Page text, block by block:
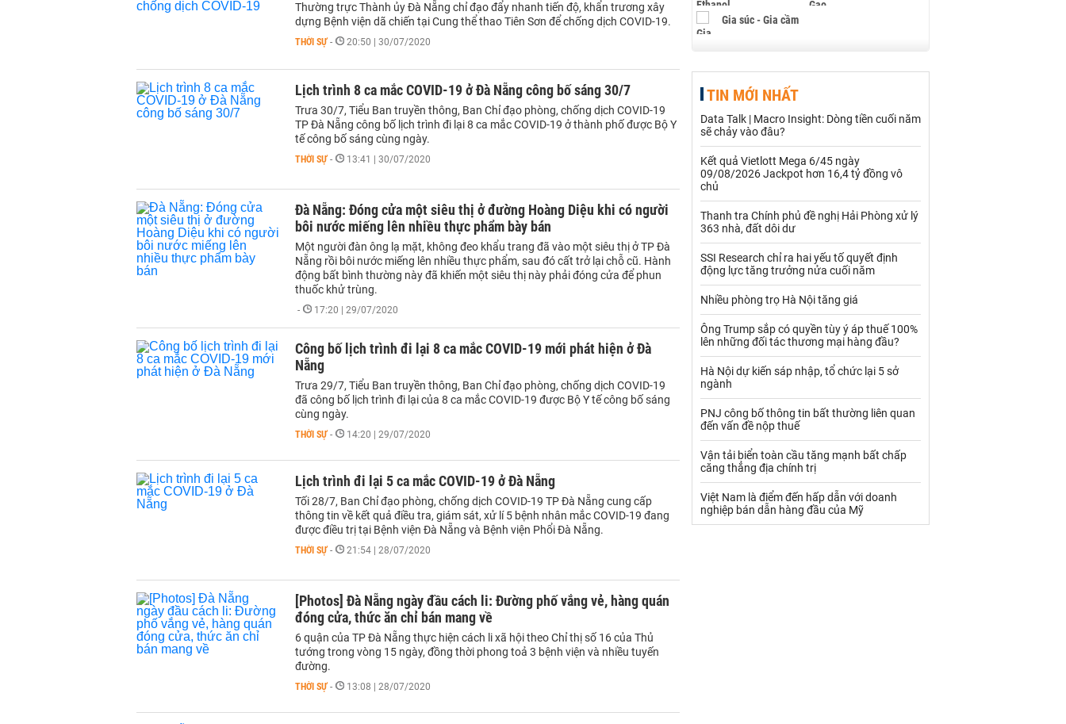
Thường trực Thành ủy Đà Nẵng chỉ đạo đẩy nhanh tiến độ, khẩn trương xây
dựng Bệnh viện dã chiến tại Cung thể thao Tiên Sơn để chống dịch COVID-19.
THỜI SỰ - 20:50 | 30/07/2020
Lịch trình 8 ca mắc COVID-19 ở Đà Nẵng công bố sáng 30/7
Trưa 30/7, Tiểu Ban truyền thông, Ban Chỉ đạo phòng, chống dịch COVID-19
TP Đà Nẵng công bố lịch trình đi lại 8 ca mắc COVID-19 ở thành phố được Bộ Y
tế công bố sáng cùng ngày.
THỜI SỰ - 13:41 | 30/07/2020
Đà Nẵng: Đóng cửa một siêu thị ở đường Hoàng Diệu khi có người
bôi nước miếng lên nhiều thực phẩm bày bán
Một người đàn ông lạ mặt, không đeo khẩu trang đã vào một siêu thị ở TP Đà
Nẵng rồi bôi nước miếng lên nhiều thực phẩm, sau đó cất trở lại chỗ cũ. Hành
động bất bình thường này đã khiến một siêu thị này phải đóng cửa để phun
thuốc khử trùng.
- 17:20 | 29/07/2020
Công bố lịch trình đi lại 8 ca mắc COVID-19 mới phát hiện ở Đà
Nẵng
Trưa 29/7, Tiểu Ban truyền thông, Ban Chỉ đạo phòng, chống dịch COVID-19
đã công bố lịch trình đi lại của 8 ca mắc COVID-19 được Bộ Y tế công bố sáng
cùng ngày.
THỜI SỰ - 14:20 | 29/07/2020
Lịch trình đi lại 5 ca mắc COVID-19 ở Đà Nẵng
Tối 28/7, Ban Chỉ đạo phòng, chống dịch COVID-19 TP Đà Nẵng cung cấp
thông tin về kết quả điều tra, giám sát, xử lí 5 bệnh nhân mắc COVID-19 đang
được điều trị tại Bệnh viện Đà Nẵng và Bệnh viện Phổi Đà Nẵng.
THỜI SỰ - 21:54 | 28/07/2020
[Photos] Đà Nẵng ngày đầu cách li: Đường phố vắng vẻ, hàng quán
đóng cửa, thức ăn chỉ bán mang về
6 quận của TP Đà Nẵng thực hiện cách li xã hội theo Chỉ thị số 16 của Thủ
tướng trong vòng 15 ngày, đồng thời phong toả 3 bệnh viện và nhiều tuyến
đường.
THỜI SỰ - 13:08 | 28/07/2020
Gia súc - Gia cầm
Hạt điều
Khí đốt
Kim loại khác Mắc ca
Nhựa - Hạt nhựa
Palladium Phân bón
Rau - Củ -Quả Sắt thép
Sữa
Than Thức ăn chăn nuôi
Thủy hải sản khác Tôm
Vàng
VLXD khác
Xi măng - Clynker
TIN MỚI NHẤT
Data Talk | Macro Insight: Dòng tiền cuối năm
sẽ chảy vào đâu?
Kết quả Vietlott Mega 6/45 ngày
09/08/2026 Jackpot hơn 16,4 tỷ đồng vô
chủ
Thanh tra Chính phủ đề nghị Hải Phòng xử lý
363 nhà, đất dôi dư
SSI Research chỉ ra hai yếu tố quyết định
động lực tăng trưởng nửa cuối năm
Nhiều phòng trọ Hà Nội tăng giá
Ông Trump sắp có quyền tùy ý áp thuế 100%
lên những đối tác thương mại hàng đầu?
Hà Nội dự kiến sáp nhập, tổ chức lại 5 sở
ngành
PNJ công bố thông tin bất thường liên quan
đến vấn đề nộp thuế
Vận tải biển toàn cầu tăng mạnh bất chấp
căng thẳng địa chính trị
Việt Nam là điểm đến hấp dẫn với doanh
nghiệp bán dẫn hàng đầu của Mỹ